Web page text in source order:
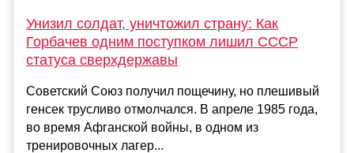
Унизил солдат, уничтожил страну: Как
Горбачев одним поступком лишил СССР
статуса сверхдержавы
Советский Союз получил пощечину, но плешивый
генсек трусливо отмолчался. В апреле 1985 года,
во время Афганской войны, в одном из
тренировочных лагер...